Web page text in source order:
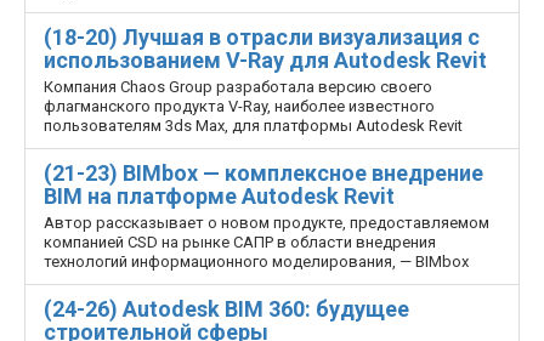
(18-20) Лучшая в отрасли визуализация с
использованием V-Ray для Autodesk Revit
Компания Chaos Group разработала версию своего
флагманского продукта V-Ray, наиболее известного
пользователям 3ds Max, для платформы Autodesk Revit
(21-23) BIMbox — комплексное внедрение
BIM на платформе Autodesk Revit
Автор рассказывает о новом продукте, предоставляемом
компанией CSD на рынке САПР в области внедрения
технологий информационного моделирования, — BIMbox
(24-26) Autodesk BIM 360: будущее
строительной сферы